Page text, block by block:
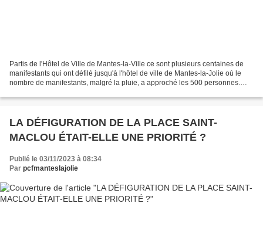
Partis de l'Hôtel de Ville de Mantes-la-Ville ce sont plusieurs centaines de
manifestants qui ont défilé jusqu'à l'hôtel de ville de Mantes-la-Jolie où le
nombre de manifestants, malgré la pluie, a approché les 500 personnes.
LA DÉFIGURATION DE LA PLACE SAINT-
MACLOU ÉTAIT-ELLE UNE PRIORITÉ ?
Publié le 03/11/2023 à 08:34
Par pcfmanteslajolie